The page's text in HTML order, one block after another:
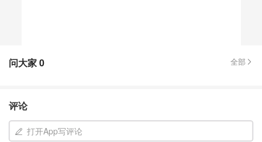
问大家0 全部
评论
打开App写评论